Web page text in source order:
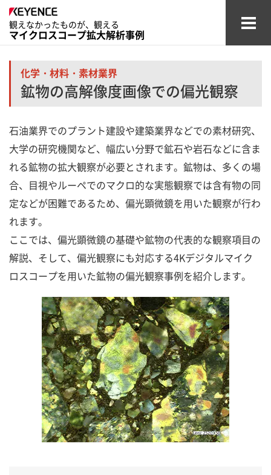
観えなかったものが、観える
マイクロスコープ拡大解析事例
自動車・
電子デバイス業界
医療・医薬・ 化粧品業界
化学・材料・素材業界
その他業界
用語集
マイクロスコープ商品一覧
資料ダウンロード ご相談・お問い合わせ
化学・材料・素材業界
鉱物の高解像度画像での偏光観察
石油業界でのプラント建設や建築業界などでの素材研究、
大学の研究機関など、幅広い分野で鉱石や岩石などに含ま
れる鉱物の拡大観察が必要とされます。鉱物は、多くの場
合、目視やルーペでのマクロ的な実態観察では含有物の同
定などが困難であるため、偏光顕微鏡を用いた観察が行わ
れます。
ここでは、偏光顕微鏡の基礎や鉱物の代表的な観察項目の
解説、そして、偏光観察にも対応する4Kデジタルマイク
ロスコープを用いた鉱物の偏光観察事例を紹介します。